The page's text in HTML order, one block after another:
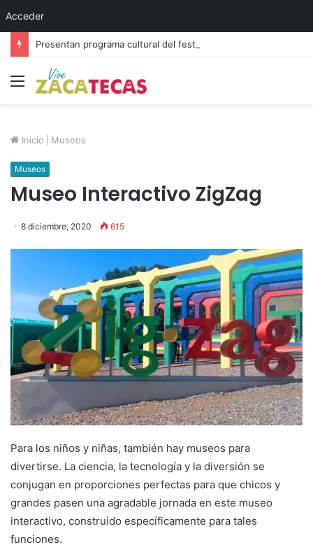
Acceder
Menú
Inicio Museos
Museos
Museo Interactivo ZigZag
8 diciembre, 2020 615
Para los niños y niñas, también hay museos para
divertirse. La ciencia, la tecnología y la diversión se
conjugan en proporciones perfectas para que chicos y
grandes pasen una agradable jornada en este museo
interactivo, construido específicamente para tales
funciones.